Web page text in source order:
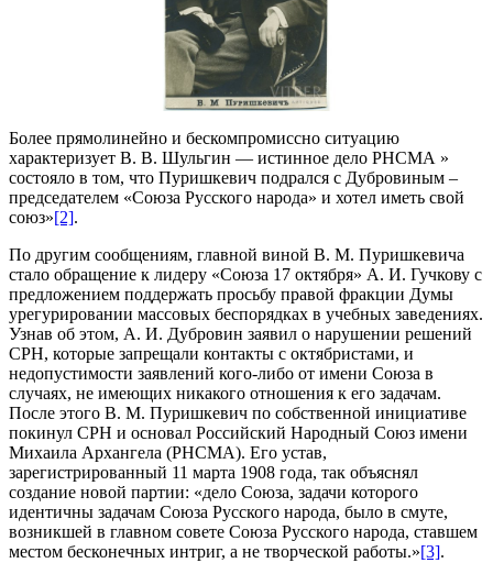
Более прямолинейно и бескомпромиссно ситуацию
характеризует В. В. Шульгин — истинное дело РНСМА »
состояло в том, что Пуришкевич подрался с Дубровиным –
председателем «Союза Русского народа» и хотел иметь свой
союз»[2].
По другим сообщениям, главной виной В. М. Пуришкевича
стало обращение к лидеру «Союза 17 октября» А. И. Гучкову с
предложением поддержать просьбу правой фракции Думы
урегурировании массовых беспорядках в учебных заведениях.
Узнав об этом, А. И. Дубровин заявил о нарушении решений
СРН, которые запрещали контакты с октябристами, и
недопустимости заявлений кого-либо от имени Союза в
случаях, не имеющих никакого отношения к его задачам.
После этого В. М. Пуришкевич по собственной инициативе
покинул СРН и основал Российский Народный Союз имени
Михаила Архангела (РНСМА). Его устав,
зарегистрированный 11 марта 1908 года, так объяснял
создание новой партии: «дело Союза, задачи которого
идентичны задачам Союза Русского народа, было в смуте,
возникшей в главном совете Союза Русского народа, ставшем
местом бесконечных интриг, а не творческой работы.»[3].